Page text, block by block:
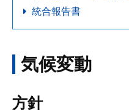
統合報告書
気候変動
方針